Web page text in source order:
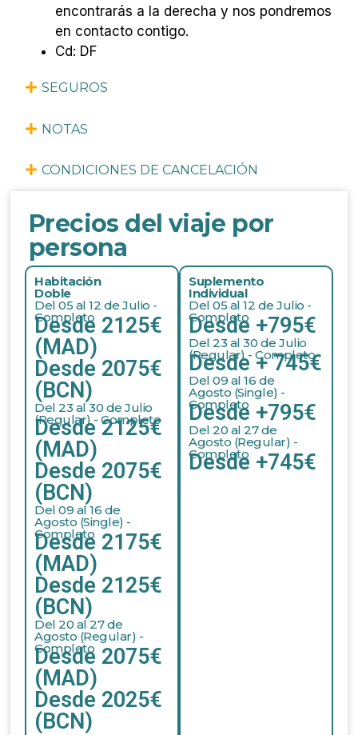
encontrarás a la derechay nos pondremos
en contacto contigo.
Cd: DF
SEGUROS
NOTAS
CONDICIONES DE CANCELACIÓN
Precios del viaje por
persona
Habitación
Doble
Del 05 al 12 de Julio -
Completo
Desde 2125€
(MAD)
Desde 2075€
(BCN)
Del 23 al 30 de Julio
(Regular) - Completo
Desde 2125€
(MAD)
Desde 2075€
(BCN)
Del 09 al 16 de
Agosto (Single) -
Completo
Desde 2175€
(MAD)
Desde 2125€
(BCN)
Del 20 al 27 de
Agosto (Regular) -
Completo
Desde 2075€
(MAD)
Desde 2025€
(BCN)
Suplemento
Individual
Del 05 al 12 de Julio -
Completo
Desde +795€
Del 23 al 30 de Julio
(Regular) - Completo
Desde + 745€
Del 09 al 16 de
Agosto (Single) -
Completo
Desde +795€
Del 20 al 27 de
Agosto (Regular) -
Completo
Desde +745€